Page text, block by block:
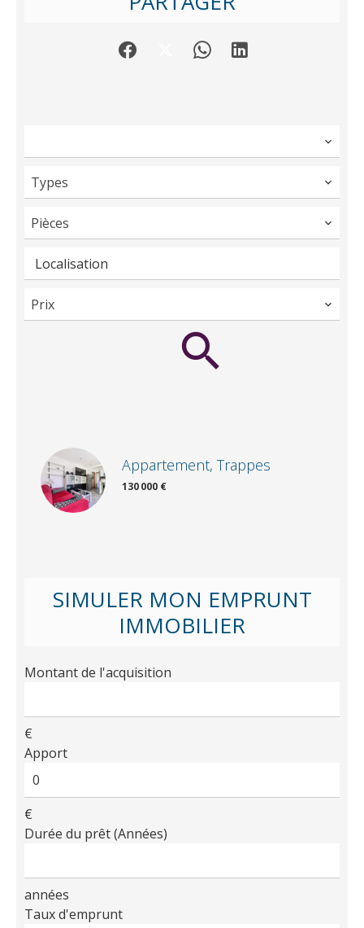
Types
Pièces
Localisation
Prix
Appartement, Trappes
130 000 €
SIMULER MON EMPRUNT
IMMOBILIER
Montant de l'acquisition
€
Apport
€
Durée du prêt (Années)
années
Taux d'emprunt